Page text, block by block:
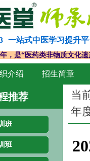
介绍 招生简章
一站式中医学习提升平
，是“医药类非物质文化遗
推荐
班
班
当
年